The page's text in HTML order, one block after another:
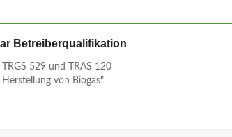
Betreiberqualifikation
529 und TRAS 120
von Biogas"